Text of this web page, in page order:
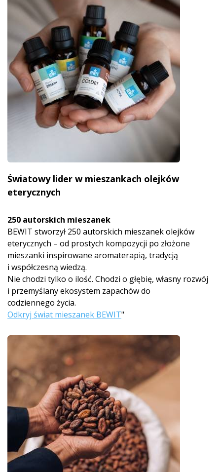
Światowy lider w mieszankach olejków
eterycznych
250 autorskich mieszanek
BEWIT stworzył 250 autorskich mieszanek olejków
eterycznych – od prostych kompozycji po złożone
mieszanki inspirowane aromaterapią, tradycją
i współczesną wiedzą.
Nie chodzi tylko o ilość. Chodzi o głębię, własny rozwój
i przemyślany ekosystem zapachów do
codziennego życia.
Odkryj świat mieszanek BEWIT"